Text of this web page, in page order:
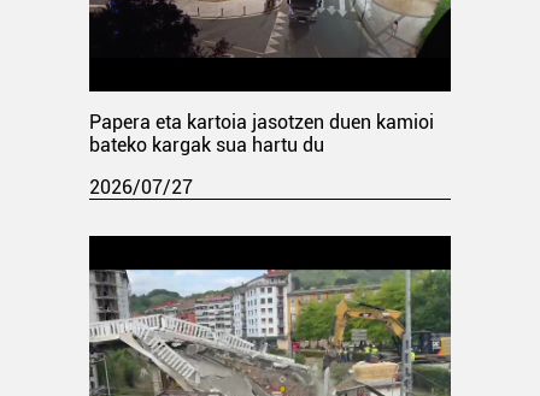
Papera eta kartoia jasotzen duen kamioi
bateko kargak sua hartu du
2026/07/27